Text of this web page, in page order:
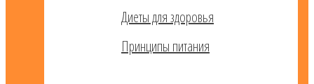
Диеты для здоровья
Принципы питания